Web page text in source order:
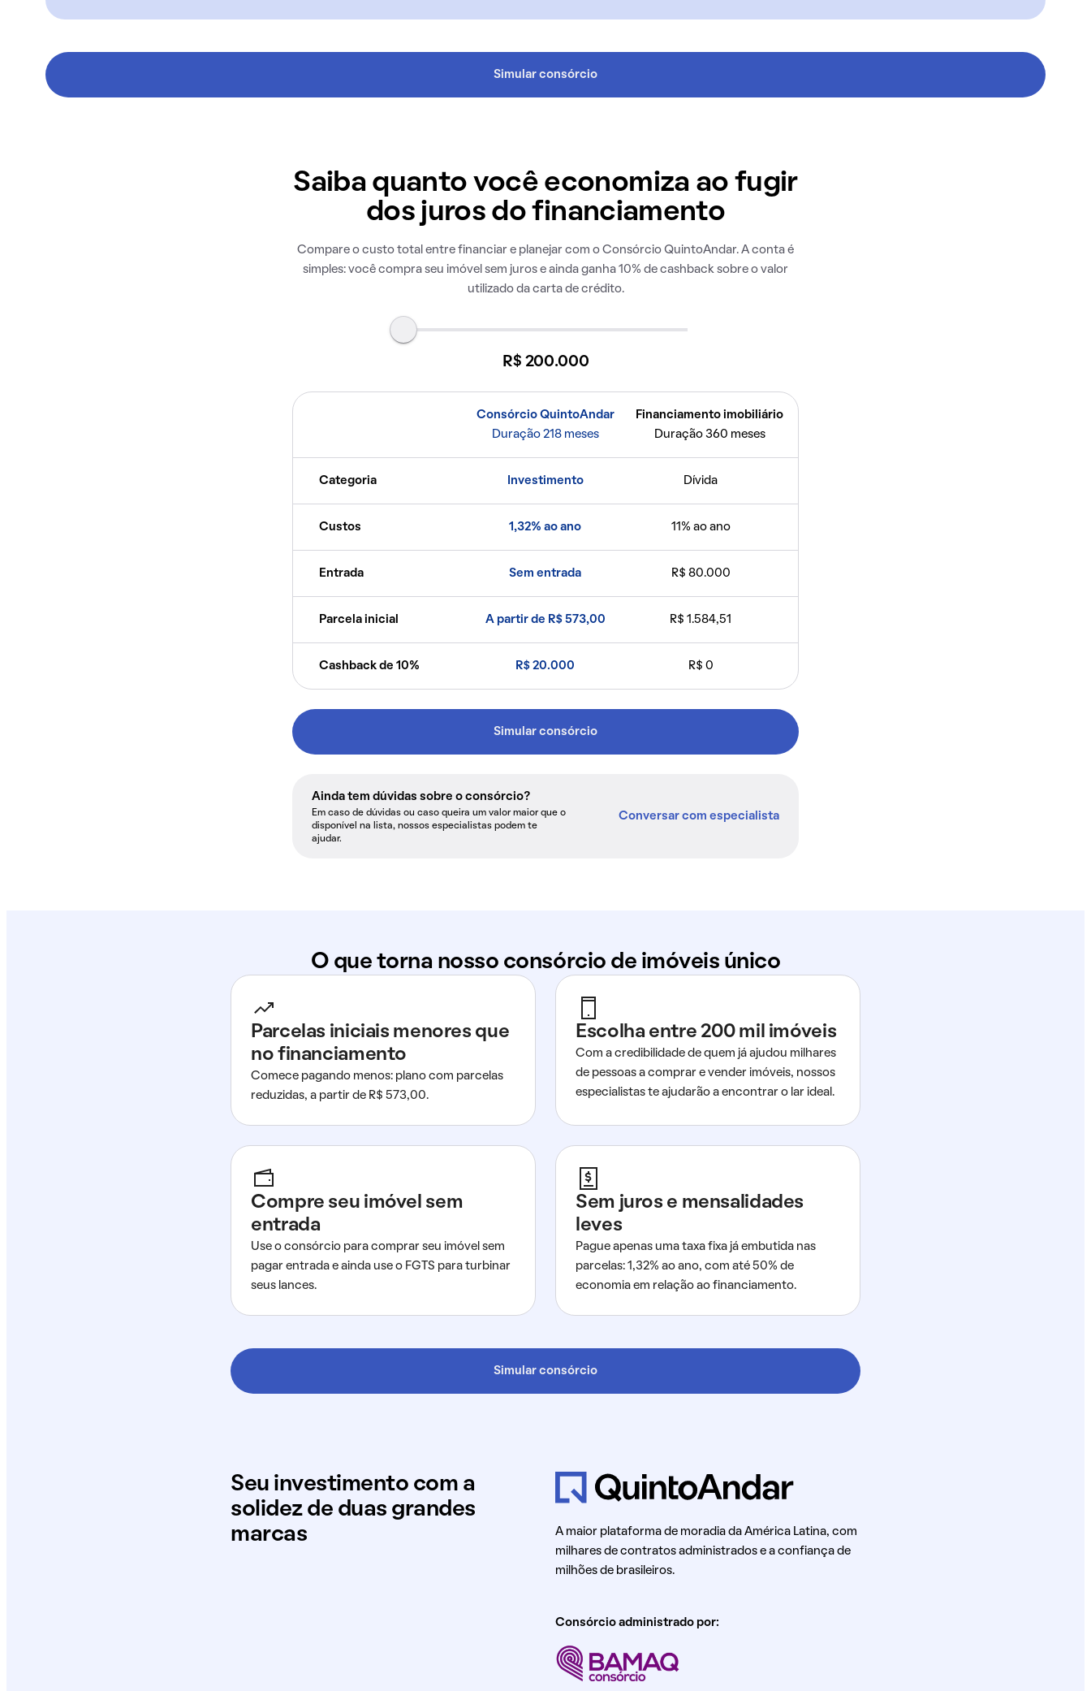
Simular consórcio
Saiba quanto você economiza ao fugir
dos juros do financiamento
Compare o custo total entre financiar e planejar com o Consórcio QuintoAndar. A conta é
simples: você compra seu imóvel sem juros e ainda ganha 10% de cashback sobre o valor
utilizado da carta de crédito.
R$ 200.000
Consórcio QuintoAndar
Duração 218 meses
Financiamento imobiliário
Duração 360 meses
Categoria Investimento Dívida
Custos 1,32% ao ano 11% ao ano
Entrada Sem entrada R$ 80.000
Parcela inicial A partir de R$ 573,00 R$ 1.584,51
Cashback de 10% R$ 20.000 R$ 0
Simular consórcio
Ainda tem dúvidas sobre o consórcio?
Em caso de dúvidas ou caso queira um valor maior que o
disponível na lista, nossos especialistas podem te
ajudar.
Conversar com especialista
O que torna nosso consórcio de imóveis único
Parcelas iniciais menores que
no financiamento
Comece pagando menos: plano com parcelas
reduzidas, a partir de R$ 573,00.
Escolha entre 200 mil imóveis
Com a credibilidade de quem já ajudou milhares
de pessoas a comprar e vender imóveis, nossos
especialistas te ajudarão a encontrar o lar ideal.
Compre seu imóvel sem
entrada
Use o consórcio para comprar seu imóvel sem
pagar entrada e ainda use o FGTS para turbinar
seus lances.
Sem juros e mensalidades
leves
Pague apenas uma taxa fixa já embutida nas
parcelas: 1,32% ao ano, com até 50% de
economia em relação ao financiamento.
Simular consórcio
Seu investimento com a
solidez de duas grandes
marcas
A maior plataforma de moradia da América Latina, com
milhares de contratos administrados e a confiança de
milhões de brasileiros.
Consórcio administrado por: